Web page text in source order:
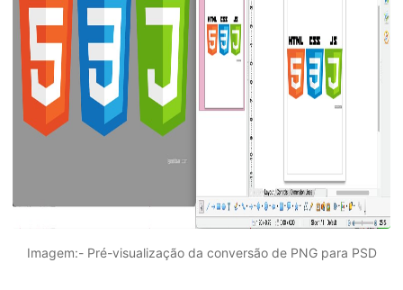
Imagem:- Pré-visualização da conversão de PNG para PSD